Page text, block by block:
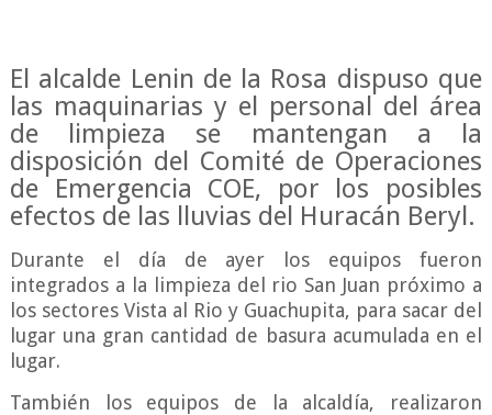
El alcalde Lenin de la Rosa dispuso que
las maquinarias y el personal del área
de limpieza se mantengan a la
disposición del Comité de Operaciones
de Emergencia COE, por los posibles
efectos de las lluvias del Huracán Beryl.
Durante el día de ayer los equipos fueron
integrados a la limpieza del rio San Juan próximo a
los sectores Vista al Rio y Guachupita, para sacar del
lugar una gran cantidad de basura acumulada en el
lugar.
También los equipos de la alcaldía, realizaron